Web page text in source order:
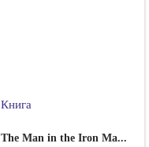
Книга
The Man in the Iron Ma...